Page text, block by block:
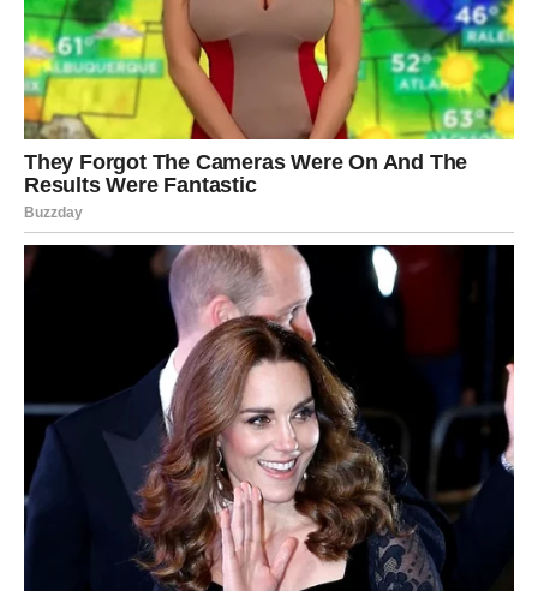
spremnost da pustiš ono što te koči
hrabrost da kažeš „ne“ svemu što te iscrpljuje
Ovo je znak da si ušao/la u novu fazu lične snage. Magija
nije u spoljašnjim okolnostima, već u tvojoj sposobnosti
da ih sada vodiš, a ne da te nose.
Znaci pored puta – obrati pažnju
U prvim danima februara, univerzum će ti slati jasne
znake. To mogu biti ponavljajući brojevi, snovi koji se
pamte, rečenice koje čuješ „slučajno“, susreti koji deluju
beznačajno, ali ostavljaju trag. Ne ignoriši te signale. Oni
su tu da te usmere.
Ako osetiš poriv da: